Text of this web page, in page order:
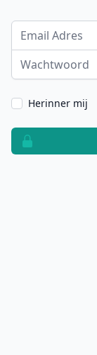
Email Adres
Wachtwoord
Herinner mij